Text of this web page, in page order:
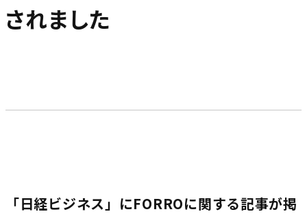
されました
「日経ビジネス」にFORROに関する記事が掲